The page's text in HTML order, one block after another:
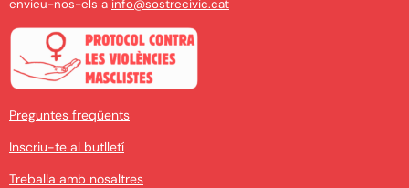
envieu-nos-els a info@sostrecivic.cat
Preguntes freqüents
Inscriu-te al butlletí
Treballa amb nosaltres